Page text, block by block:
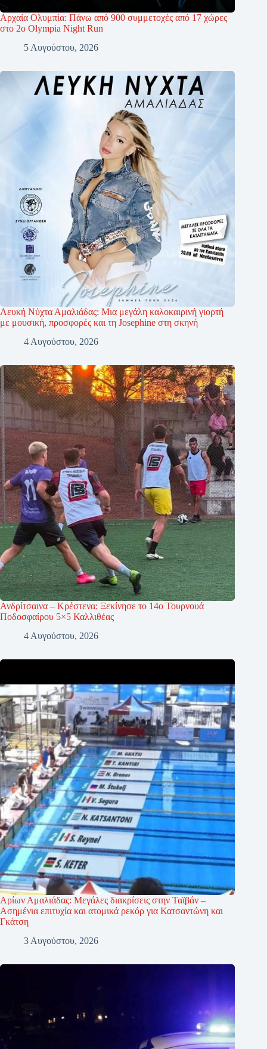
Αρχαία Ολυμπία: Πάνω από 900 συμμετοχές από 17 χώρες
στο 2ο Olympia Night Run
5 Αυγούστου, 2026
Λευκή Νύχτα Αμαλιάδας: Μια μεγάλη καλοκαιρινή γιορτή
με μουσική, προσφορές και τη Josephine στη σκηνή
4 Αυγούστου, 2026
Ανδρίτσαινα – Κρέστενα: Ξεκίνησε το 14ο Τουρνουά
Ποδοσφαίρου 5×5 Καλλιθέας
4 Αυγούστου, 2026
Αρίων Αμαλιάδας: Μεγάλες διακρίσεις στην Ταϊβάν –
Ασημένια επιτυχία και ατομικά ρεκόρ για Κατσαντώνη και
Γκάτση
3 Αυγούστου, 2026